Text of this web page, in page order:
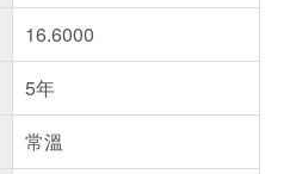
16.6000
5年
常溫